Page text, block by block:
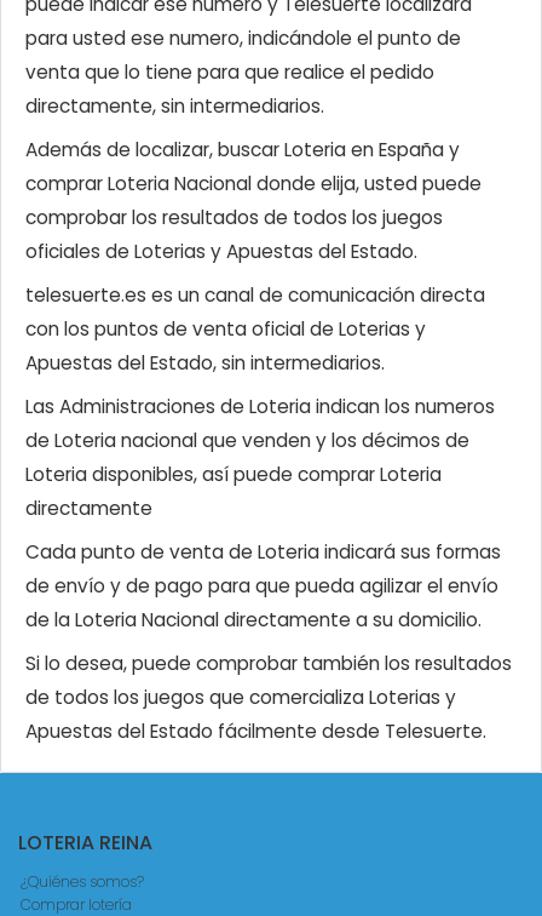
para usted ese numero, indicándole el punto de
venta que lo tiene para que realice el pedido
directamente, sin intermediarios.
Además de localizar, buscar Loteria en España y
comprar Loteria Nacional donde elija, usted puede
comprobar los resultados de todos los juegos
oficiales de Loterias y Apuestas del Estado.
telesuerte.es es un canal de comunicación directa
con los puntos de venta oficial de Loterias y
Apuestas del Estado, sin intermediarios.
Las Administraciones de Loteria indican los numeros
de Loteria nacional que venden y los décimos de
Loteria disponibles, así puede comprar Loteria
directamente
Cada punto de venta de Loteria indicará sus formas
de envío y de pago para que pueda agilizar el envío
de la Loteria Nacional directamente a su domicilio.
Si lo desea, puede comprobar también los resultados
de todos los juegos que comercializa Loterias y
Apuestas del Estado fácilmente desde Telesuerte.
LOTERIA REINA
¿Quiénes somos?
Comprar lotería